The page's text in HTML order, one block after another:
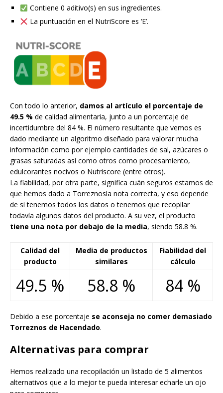
Contiene 0 aditivo(s) en sus ingredientes.
La puntuación en el NutriScore es ‘E’.
Con todo lo anterior, damos al artículo el porcentaje de
49.5 % de calidad alimentaria, junto a un porcentaje de
incertidumbre del 84 %. El número resultante que vemos es
dado mediante un algoritmo diseñado para valorar mucha
información como por ejemplo cantidades de sal, azúcares o
grasas saturadas así como otros como procesamiento,
edulcorantes nocivos o Nutriscore (entre otros).
La fiabilidad, por otra parte, significa cuán seguros estamos de
que hemos dado a Torreznosla nota correcta, y eso depende
de si tenemos todos los datos o tenemos que recopilar
todavía algunos datos del producto. A su vez, el producto
tiene una nota por debajo de la media, siendo 58.8 %.
Calidad del
producto
Media de productos
similares
Fiabilidad del
cálculo
49.5 % 58.8 % 84 %
Debido a ese porcentaje se aconseja no comer demasiado
Torreznos de Hacendado.
Alternativas para comprar
Hemos realizado una recopilación un listado de 5 alimentos
alternativos que a lo mejor te pueda interesar echarle un ojo